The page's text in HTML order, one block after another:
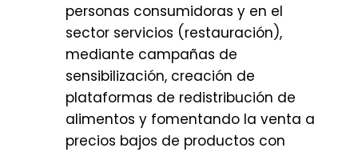
personas consumidoras y en el
sector servicios (restauración),
mediante campañas de
sensibilización, creación de
plataformas de redistribución de
alimentos y fomentando la venta a
precios bajos de productos con